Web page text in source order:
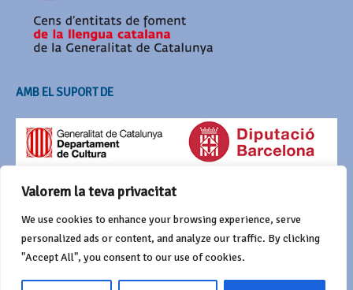
Valorem la teva privacitat
We use cookies to enhance your browsing experience, serve
personalized ads or content, and analyze our traffic. By clicking
"Accept All", you consent to our use of cookies.
AMB EL SUPORT DE